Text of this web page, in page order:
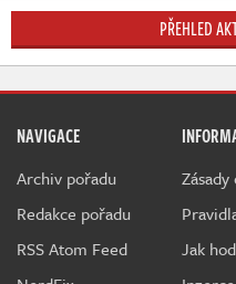
PŘEHLED
NAVIGACE
Archiv pořadu
Redakce pořadu
RSS Atom Feed
Jak